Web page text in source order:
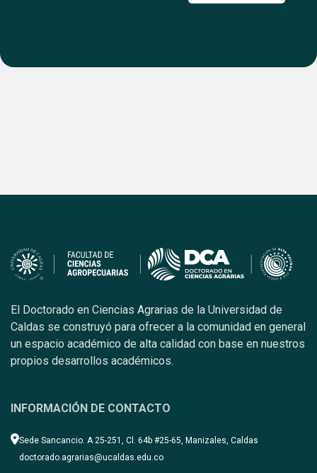
El Doctorado en Ciencias Agrarias de la Universidad de
Caldas se construyó para ofrecer a la comunidad en general
un espacio académico de alta calidad con base en nuestros
propios desarrollos académicos.
INFORMACIÓN DE CONTACTO
Sede Sancancio. A 25-251, Cl. 64b #25-65, Manizales, Caldas
doctorado.agrarias@ucaldas.edu.co